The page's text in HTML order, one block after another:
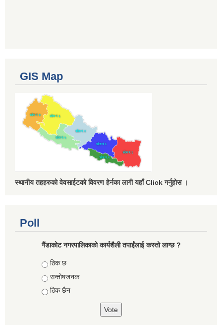
GIS Map
स्थानीय तहहरुको वेवसाईटको विवरण हेर्नका लागी यहाँ Click गर्नुहोस ।
Poll
गैंडाकोट नगरपालिकाको कार्यशैली तपाईंलाई कस्तो लाग्छ ?
Choices
ठिक छ
सन्तोषजनक
ठिक छैन